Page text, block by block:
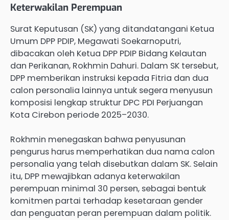
Keterwakilan Perempuan
Surat Keputusan (SK) yang ditandatangani Ketua
Umum DPP PDIP, Megawati Soekarnoputri,
dibacakan oleh Ketua DPP PDIP Bidang Kelautan
dan Perikanan, Rokhmin Dahuri. Dalam SK tersebut,
DPP memberikan instruksi kepada Fitria dan dua
calon personalia lainnya untuk segera menyusun
komposisi lengkap struktur DPC PDI Perjuangan
Kota Cirebon periode 2025–2030.
Rokhmin menegaskan bahwa penyusunan
pengurus harus memperhatikan dua nama calon
personalia yang telah disebutkan dalam SK. Selain
itu, DPP mewajibkan adanya keterwakilan
perempuan minimal 30 persen, sebagai bentuk
komitmen partai terhadap kesetaraan gender
dan penguatan peran perempuan dalam politik.